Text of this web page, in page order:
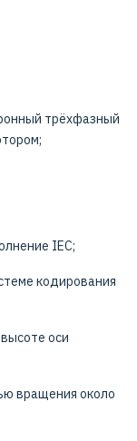
трёхфазный
IEC;
кодирования
оси
вращения около